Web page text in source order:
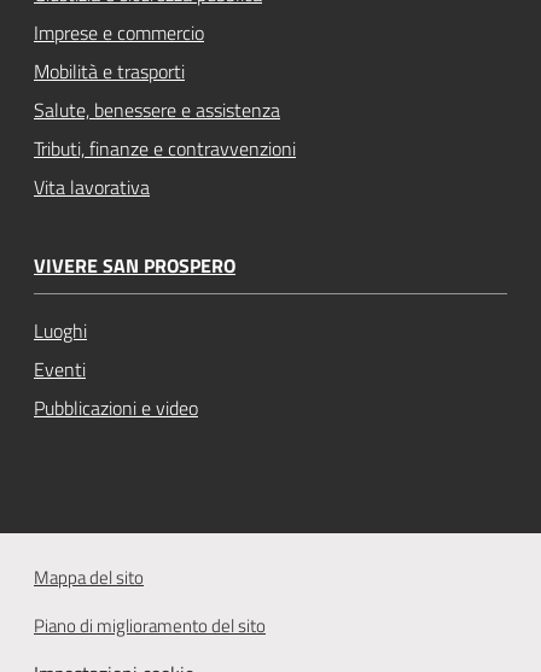
Imprese e commercio
Mobilità e trasporti
Salute, benessere e assistenza
Tributi, finanze e contravvenzioni
Vita lavorativa
VIVERE SAN PROSPERO
Luoghi
Eventi
Pubblicazioni e video
Mappa del sito
Piano di miglioramento del sito